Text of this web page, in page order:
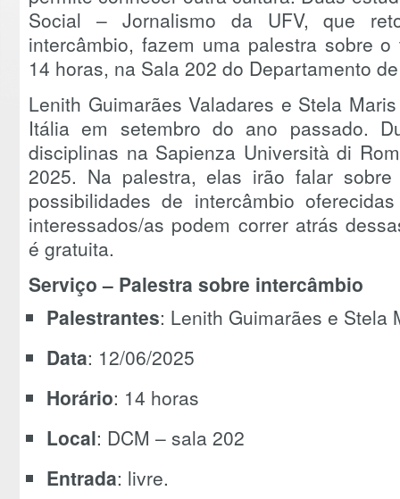
Social – Jornalismo da UFV, que
intercâmbio, fazem uma palestra sobre
14 horas, na Sala 202 do Departamento
Lenith Guimarães Valadares e Stela
Itália em setembro do ano passado.
disciplinas na Sapienza Università di
2025. Na palestra, elas irão falar
possibilidades de intercâmbio
interessados/as podem correr atrás
é gratuita.
Serviço – Palestra sobre intercâmbio
Palestrantes: Lenith Guimarães e Stela
Data: 12/06/2025
Horário: 14 horas
Local: DCM – sala 202
Entrada: livre.